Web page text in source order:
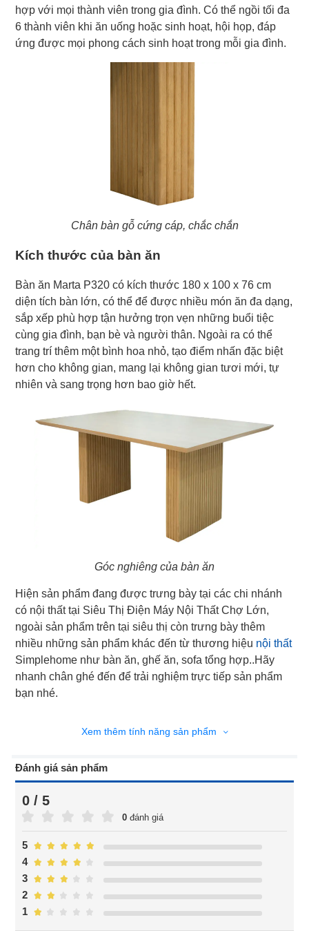
hợp với mọi thành viên trong gia đình. Có thể ngồi tối đa
6 thành viên khi ăn uống hoặc sinh hoạt, hội họp, đáp
ứng được mọi phong cách sinh hoạt trong mỗi gia đình.
Chân bàn gỗ cứng cáp, chắc chắn
Kích thước của bàn ăn
Bàn ăn Marta P320 có kích thước 180 x 100 x 76 cm
diện tích bàn lớn, có thể để được nhiều món ăn đa dạng,
sắp xếp phù hợp tận hưởng trọn vẹn những buổi tiệc
cùng gia đình, bạn bè và người thân. Ngoài ra có thể
trang trí thêm một bình hoa nhỏ, tạo điểm nhấn đặc biệt
hơn cho không gian, mang lại không gian tươi mới, tự
nhiên và sang trọng hơn bao giờ hết.
Góc nghiêng của bàn ăn
Hiện sản phẩm đang được trưng bày tại các chi nhánh
có nội thất tại Siêu Thị Điện Máy Nội Thất Chợ Lớn,
ngoài sản phẩm trên tại siêu thị còn trưng bày thêm
nhiều những sản phẩm khác đến từ thương hiệu nội thất
Simplehome như bàn ăn, ghế ăn, sofa tổng hợp..Hãy
nhanh chân ghé đến để trải nghiệm trực tiếp sản phẩm
bạn nhé.
Xem thêm tính năng sản phẩm
Đánh giá sản phẩm
0 / 5
0 đánh giá
1
2
3
4
5